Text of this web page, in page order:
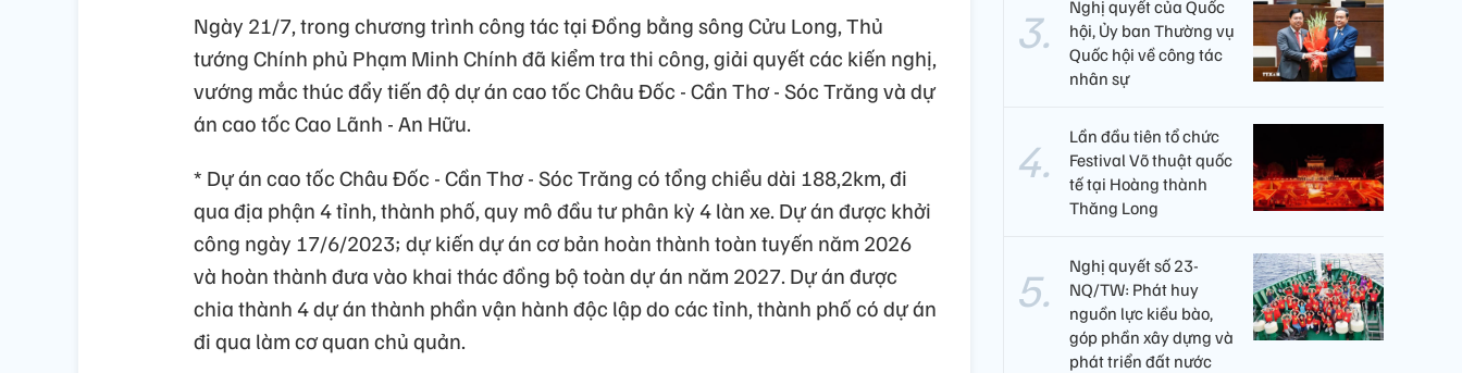
Ngày 21/7, trong chương trình công tác tại Đồng bằng sông Cửu Long, Thủ
tướng Chính phủ Phạm Minh Chính đã kiểm tra thi công, giải quyết các kiến nghị,
vướng mắc thúc đẩy tiến độ dự án cao tốc Châu Đốc - Cần Thơ - Sóc Trăng và dự
án cao tốc Cao Lãnh - An Hữu.
* Dự án cao tốc Châu Đốc - Cần Thơ - Sóc Trăng có tổng chiều dài 188,2km, đi
qua địa phận 4 tỉnh, thành phố, quy mô đầu tư phân kỳ 4 làn xe. Dự án được khởi
công ngày 17/6/2023; dự kiến dự án cơ bản hoàn thành toàn tuyến năm 2026
và hoàn thành đưa vào khai thác đồng bộ toàn dự án năm 2027. Dự án được
chia thành 4 dự án thành phần vận hành độc lập do các tỉnh, thành phố có dự án
đi qua làm cơ quan chủ quản.
Nghị quyết của Quốc
hội, Ủy ban Thường vụ
Quốc hội về công tác
nhân sự
Lần đầu tiên tổ chức
Festival Võ thuật quốc
tế tại Hoàng thành
Thăng Long
Nghị quyết số 23-
NQ/TW: Phát huy
nguồn lực kiều bào,
góp phần xây dựng và
phát triển đất nước